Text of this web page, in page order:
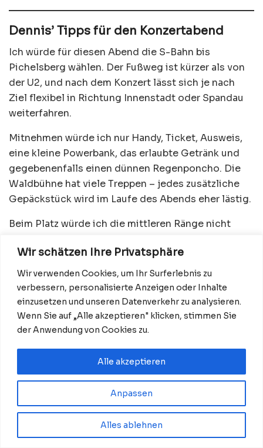
Wir schätzen Ihre Privatsphäre
Wir verwenden Cookies, um Ihr Surferlebnis zu
verbessern, personalisierte Anzeigen oder Inhalte
einzusetzen und unseren Datenverkehr zu analysieren.
Wenn Sie auf „Alle akzeptieren" klicken, stimmen Sie
der Anwendung von Cookies zu.
Anpassen
Alles ablehnen
Alle akzeptieren
Dennis’ Tipps für den Konzertabend
Ich würde für diesen Abend die S-Bahn bis
Pichelsberg wählen. Der Fußweg ist kürzer als von
der U2, und nach dem Konzert lässt sich je nach
Ziel flexibel in Richtung Innenstadt oder Spandau
weiterfahren.
Mitnehmen würde ich nur Handy, Ticket, Ausweis,
eine kleine Powerbank, das erlaubte Getränk und
gegebenenfalls einen dünnen Regenponcho. Die
Waldbühne hat viele Treppen – jedes zusätzliche
Gepäckstück wird im Laufe des Abends eher lästig.
Beim Platz würde ich die mittleren Ränge nicht
zum Publikum, gleichzeitig entfalten Licht, Band
und die besondere Kulisse der Waldbühne aus
etwas größerer Entfernung ihre ganze Wirkung.
Und vor allem: Nicht auf eine Vorband verlassen.
Nach aktuellem Stand kann die Show bereits um
Fazit: Die Waldbühne ist wie geschaffen